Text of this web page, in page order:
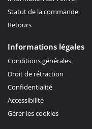
Statut de la commande
Retours
Informations légales
Conditions générales
Droit de rétraction
Confidentialité
Accessibilité
Gérer les cookies